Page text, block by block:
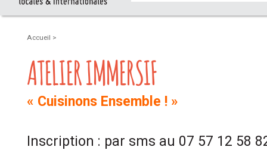
Accueil >
ATELIER IMMERSIF
« Cuisinons Ensemble ! »
Inscription : par sms au 07 57 12 58